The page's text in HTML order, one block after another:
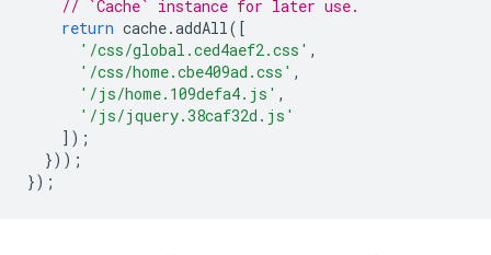
// `Cache` instance for later use.
return cache.addAll([
'/css/global.ced4aef2.css' ,
'/css/home.cbe409ad.css' ,
'/js/home.109defa4.js' ,
'/js/jquery.38caf32d.js'
]);
}));
});